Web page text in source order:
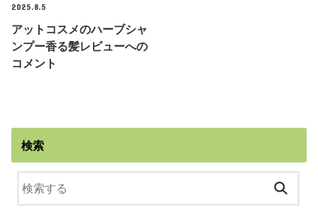
2025.8.5
アットコスメのハーブシャ
ンプー香る髪レビューへの
コメント
検索